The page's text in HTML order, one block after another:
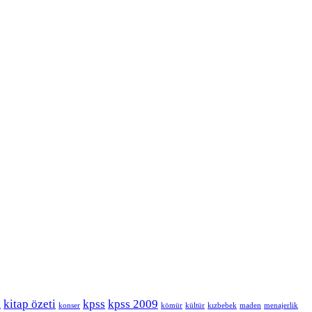
kitap özeti konser kpss kpss 2009 kömür kültür kızbebek maden menajerlik